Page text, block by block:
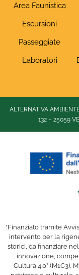
Area Faunistica
Escursioni
Passeggiate
Laboratori
ALTERNATIVA
132 – 25059
“Finanziato tramite
intervento per la
storici, da finanziare
innovazione,
Cultura 4.0” (M1C3),